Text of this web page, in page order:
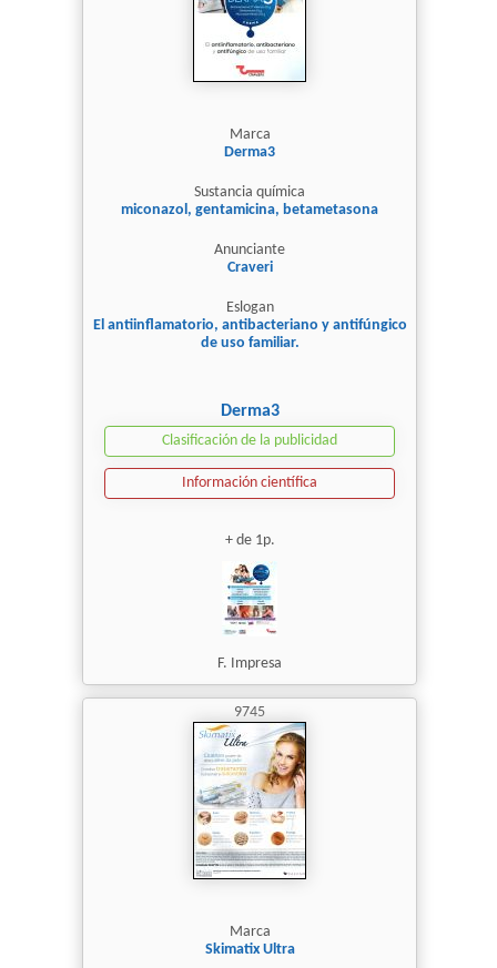
Marca
Derma3
Sustancia química
miconazol, gentamicina, betametasona
Anunciante
Craveri
Eslogan
El antiinflamatorio, antibacteriano y antifúngico
de uso familiar.
Derma3
Clasificación de la publicidad
Información científica
+ de 1p.
F. Impresa
9745
Marca
Skimatix Ultra